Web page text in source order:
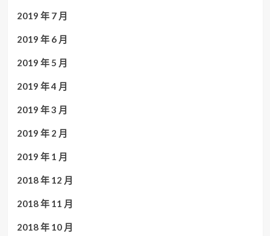
2019 年 7 月
2019 年 6 月
2019 年 5 月
2019 年 4 月
2019 年 3 月
2019 年 2 月
2019 年 1 月
2018 年 12 月
2018 年 11 月
2018 年 10 月